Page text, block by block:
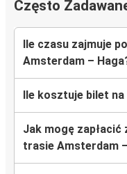
Często
Ile czasu zajmuje
Amsterdam –
Ile kosztuje bilet
Jak mogę
trasie Amsterdam